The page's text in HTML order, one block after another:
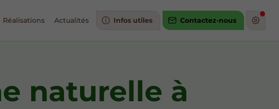
Réalisations Actualités Infos utiles Contactez-nous
naturelle à